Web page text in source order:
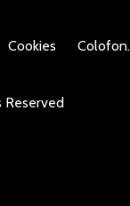
Cookies Colofon.
Reserved